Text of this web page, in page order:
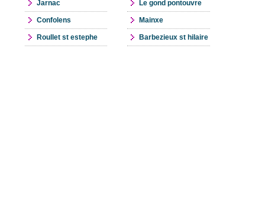
Jarnac Le gond pontouvre
Confolens Mainxe
Roullet st estephe Barbezieux st hilaire